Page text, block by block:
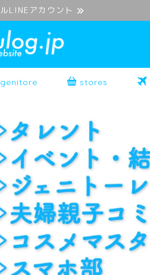
LINEアカウント
stores